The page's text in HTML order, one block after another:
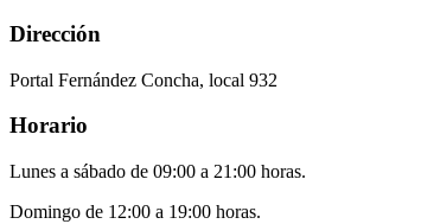
Dirección
Portal Fernández Concha, local 932
Horario
Lunes a sábado de 09:00 a 21:00 horas.
Domingo de 12:00 a 19:00 horas.